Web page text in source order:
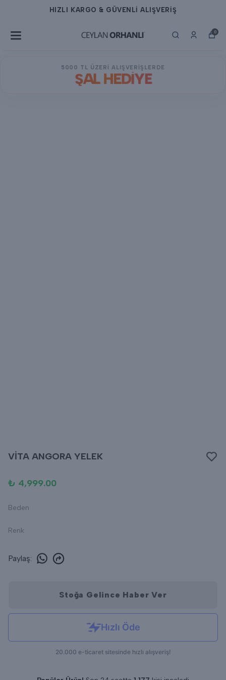
HIZLI KARGO & GÜVENLİ ALIŞVERİŞ
0
5000 TL ÜZERİ ALIŞVERİŞLERDE
ŞAL HEDİYE
VİTA ANGORA YELEK
₺ 4,999.00
Beden
Renk
Paylaş:
Stoğa Gelince Haber Ver